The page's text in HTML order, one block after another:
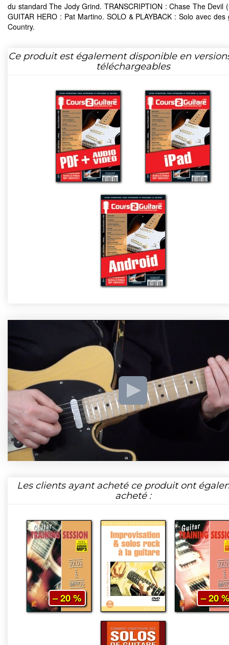
du standard The Jody Grind. TRANSCRIPTION : Chase The Devil
GUITAR HERO : Pat Martino. SOLO & PLAYBACK : Solo avec des
Country.
Ce produit est également disponible en
téléchargeables
Les clients ayant acheté ce produit ont
acheté :
– 20 % – 20